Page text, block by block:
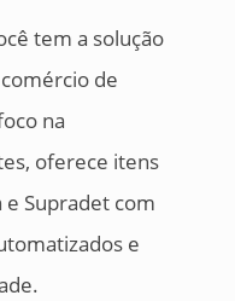
tem a solução
de
na
oferece itens
Supradet com
e